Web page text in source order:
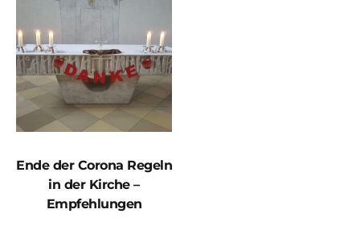
Ende der Corona Regeln
in der Kirche –
Empfehlungen